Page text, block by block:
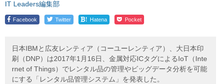
IT Leaders編集部
Facebook Twitter ! Hatena Pocket
日本IBMと広友レンティア（コーユーレンティア）、大日本印
刷（DNP）は2017年1月16日、金属対応ICタグによるIoT（Inte
rnet of Things）でレンタル品の管理やビッグデータ分析を可能
にする「レンタル品管理システム」を発表した。